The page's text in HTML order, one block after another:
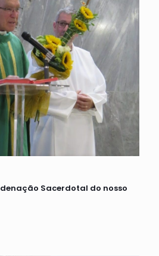
Sacerdotal do nosso